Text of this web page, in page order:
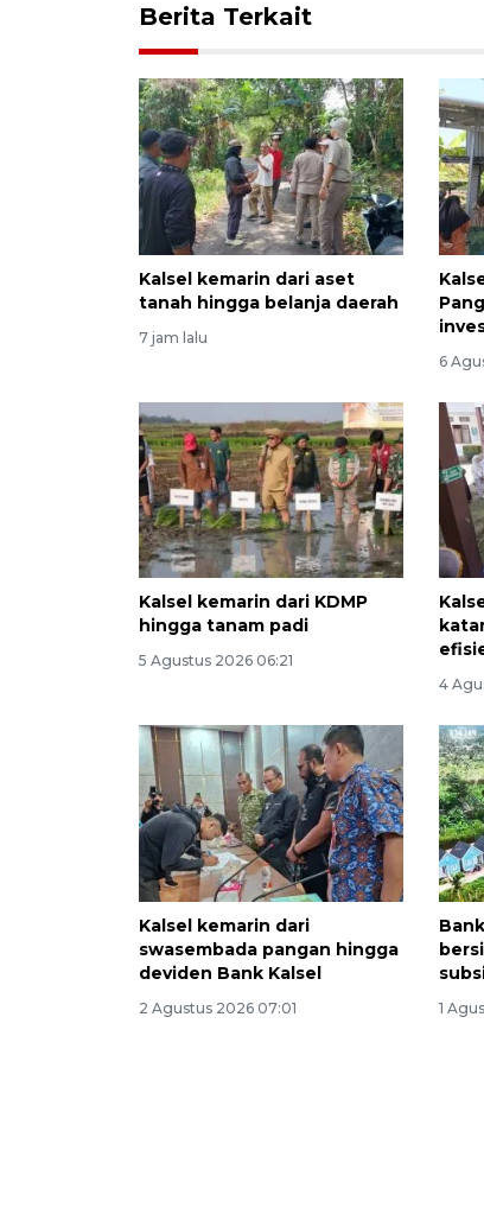
Berita Terkait
Kalsel kemarin dari aset
tanah hingga belanja daerah
7 jam lalu
6
Kalsel kemarin dari KDMP
hingga tanam padi
5 Agustus 2026 06:21
4
Kalsel kemarin dari
swasembada pangan hingga
deviden Bank Kalsel
2 Agustus 2026 07:01 1